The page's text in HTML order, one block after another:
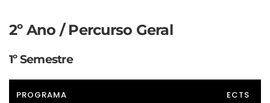
2º Ano / Percurso Geral
1º Semestre
PROGRAMA ECTS